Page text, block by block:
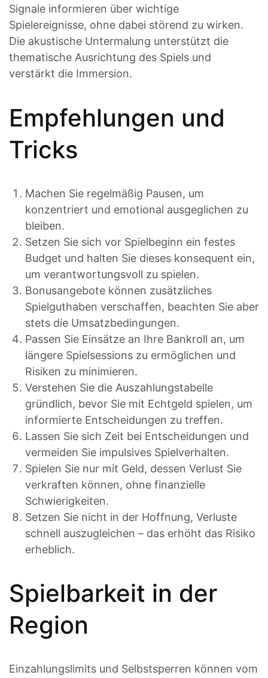
Signale informieren über wichtige
Spielereignisse, ohne dabei störend zu wirken.
Die akustische Untermalung unterstützt die
thematische Ausrichtung des Spiels und
verstärkt die Immersion.
Empfehlungen und
Tricks
Machen Sie regelmäßig Pausen, um
konzentriert und emotional ausgeglichen zu
bleiben.
Setzen Sie sich vor Spielbeginn ein festes
Budget und halten Sie dieses konsequent ein,
um verantwortungsvoll zu spielen.
Bonusangebote können zusätzliches
Spielguthaben verschaffen, beachten Sie aber
stets die Umsatzbedingungen.
Passen Sie Einsätze an Ihre Bankroll an, um
längere Spielsessions zu ermöglichen und
Risiken zu minimieren.
Verstehen Sie die Auszahlungstabelle
gründlich, bevor Sie mit Echtgeld spielen, um
informierte Entscheidungen zu treffen.
Lassen Sie sich Zeit bei Entscheidungen und
vermeiden Sie impulsives Spielverhalten.
Spielen Sie nur mit Geld, dessen Verlust Sie
verkraften können, ohne finanzielle
Schwierigkeiten.
Setzen Sie nicht in der Hoffnung, Verluste
schnell auszugleichen – das erhöht das Risiko
erheblich.
Spielbarkeit in der
Region
Einzahlungslimits und Selbstsperren können vom